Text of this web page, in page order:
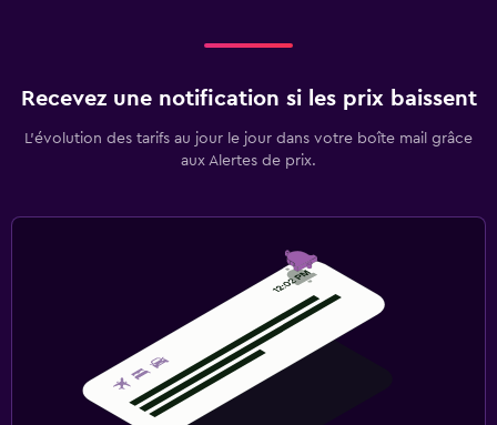
Recevez une notification si les prix baissent
L’évolution des tarifs au jour le jour dans votre boîte mail grâce
aux Alertes de prix.